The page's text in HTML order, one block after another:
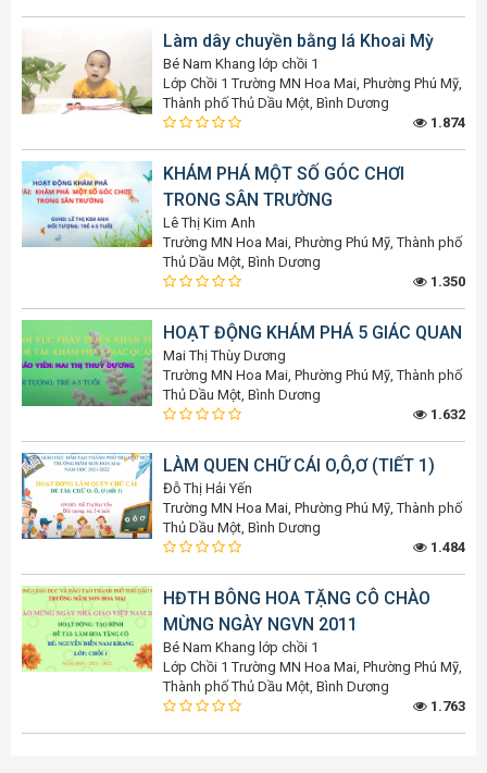
Làm dây chuyền bằng lá Khoai Mỳ
Bé Nam Khang lớp chồi 1
Lớp Chồi 1 Trường MN Hoa Mai, Phường Phú Mỹ,
Thành phố Thủ Dầu Một, Bình Dương
1.874
KHÁM PHÁ MỘT SỐ GÓC CHƠI
TRONG SÂN TRƯỜNG
Lê Thị Kim Anh
Trường MN Hoa Mai, Phường Phú Mỹ, Thành phố
Thủ Dầu Một, Bình Dương
1.350
HOẠT ĐỘNG KHÁM PHÁ 5 GIÁC QUAN
Mai Thị Thùy Dương
Trường MN Hoa Mai, Phường Phú Mỹ, Thành phố
Thủ Dầu Một, Bình Dương
1.632
LÀM QUEN CHỮ CÁI O,Ô,Ơ (TIẾT 1)
Đỗ Thị Hải Yến
Trường MN Hoa Mai, Phường Phú Mỹ, Thành phố
Thủ Dầu Một, Bình Dương
1.484
HĐTH BÔNG HOA TẶNG CÔ CHÀO
MỪNG NGÀY NGVN 2011
Bé Nam Khang lớp chồi 1
Lớp Chồi 1 Trường MN Hoa Mai, Phường Phú Mỹ,
Thành phố Thủ Dầu Một, Bình Dương
1.763